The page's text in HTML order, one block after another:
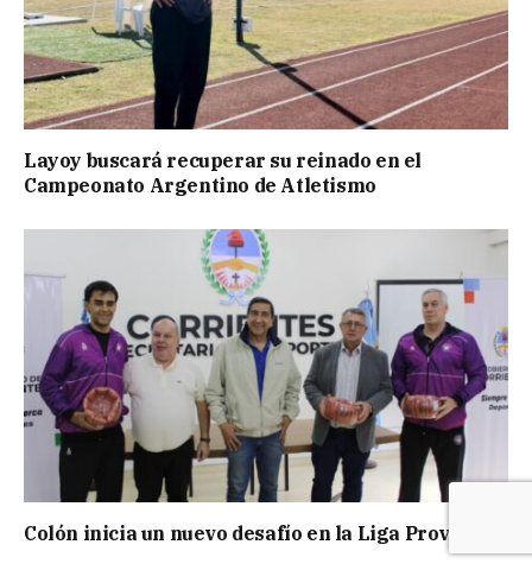
Layoy buscará recuperar su reinado en el
Campeonato Argentino de Atletismo
Colón inicia un nuevo desafío en la Liga Provincial